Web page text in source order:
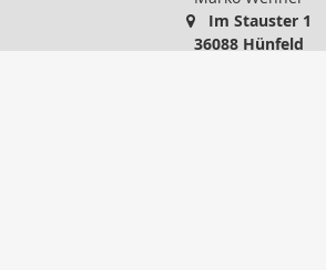
Im Stauster 1
36088 Hünfeld